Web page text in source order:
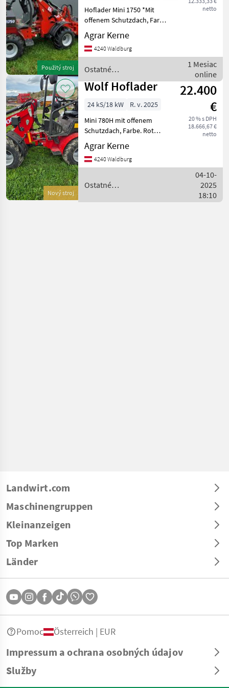
Použitý stroj
netto
Hoflader Mini 1750 *Mit
offenem Schutzdach, Farbe.
Rot *Antrieb Elektro Allrad
2. Fahrmotore
*Antriebsmotor für
*2.Drehzahlen Niedrig 800
U/mi
Agrar Kerne
4240 Waldburg
Ostatné
poľnohospodárske silové
stroje / Wolf
1 Mesiac
online
Nový stroj
Wolf Hoflader
22.400
€
20 % s DPH
18.666,67 €
netto
24 kS/18 kW
R. v. 2025
Mini 780H mit offenem
Schutzdach, Farbe. Rot
*PWG 35-System und 35-
Achse-Kardanantrieb
*elektronischer Joystick,
Agrar Kerne
4240 Waldburg
Ostatné
stroje / Wolf
04-10-
2025
18:10
Landwirt.com
Maschinengruppen
Kleinanzeigen
Top Marken
Länder
Impressum a ochrana osobných údajov
Služby
Pomoc Österreich | EUR